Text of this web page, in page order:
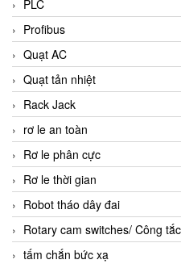
PLC
Profibus
Quạt AC
Quạt tản nhiệt
Rack Jack
rơ le an toàn
Rơ le phân cực
Rơ le thời gian
Robot tháo dây đai
Rotary cam switches/ Công
tấm chắn bức xạ